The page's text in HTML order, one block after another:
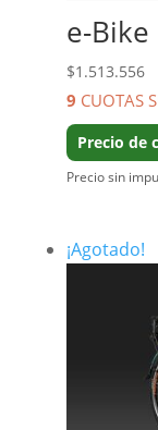
e-Bike
$1.513.556
9 CUOTAS
Precio de
Precio sin
¡Agotado!